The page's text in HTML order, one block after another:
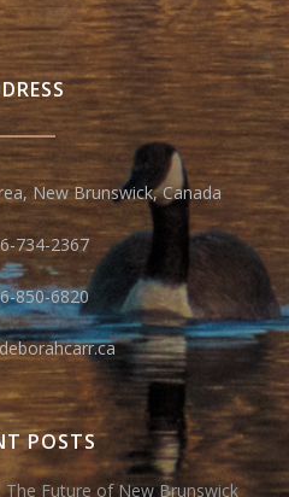
New Brunswick, Canada
734-2367
850-6820
POSTS
The Future of New Brunswick